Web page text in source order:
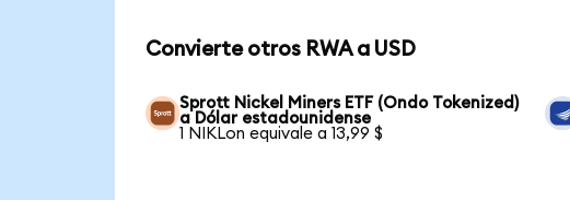
Convierte otros RWA a USD
Sprott Nickel Miners ETF (Ondo Tokenized)
a Dólar estadounidense
1 NIKLon equivale a 13,99 $